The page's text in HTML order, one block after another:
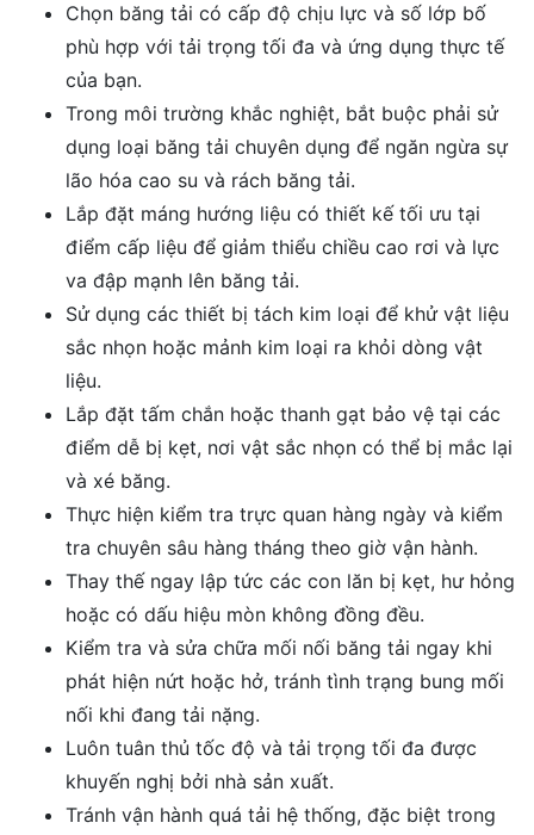
Chọn băng tải có cấp độ chịu lực và số lớp bố
phù hợp với tải trọng tối đa và ứng dụng thực tế
của bạn.
Trong môi trường khắc nghiệt, bắt buộc phải sử
dụng loại băng tải chuyên dụng để ngăn ngừa sự
lão hóa cao su và rách băng tải.
Lắp đặt máng hướng liệu có thiết kế tối ưu tại
điểm cấp liệu để giảm thiểu chiều cao rơi và lực
va đập mạnh lên băng tải.
Sử dụng các thiết bị tách kim loại để khử vật liệu
sắc nhọn hoặc mảnh kim loại ra khỏi dòng vật
liệu.
Lắp đặt tấm chắn hoặc thanh gạt bảo vệ tại các
điểm dễ bị kẹt, nơi vật sắc nhọn có thể bị mắc lại
và xé băng.
Thực hiện kiểm tra trực quan hàng ngày và kiểm
tra chuyên sâu hàng tháng theo giờ vận hành.
Thay thế ngay lập tức các con lăn bị kẹt, hư hỏng
hoặc có dấu hiệu mòn không đồng đều.
Kiểm tra và sửa chữa mối nối băng tải ngay khi
phát hiện nứt hoặc hở, tránh tình trạng bung mối
nối khi đang tải nặng.
Luôn tuân thủ tốc độ và tải trọng tối đa được
khuyến nghị bởi nhà sản xuất.
Tránh vận hành quá tải hệ thống, đặc biệt trong